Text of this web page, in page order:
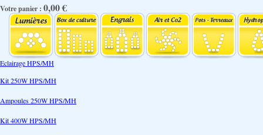
Votre panier : 0,00 €
Eclairage HPS/MH
Kit 250W HPS/MH
Ampoules 250W HPS/MH
Kit 400W HPS/MH